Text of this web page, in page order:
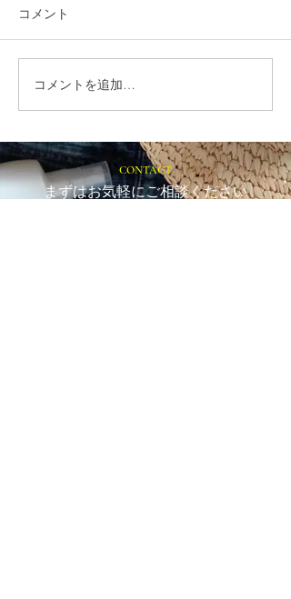
就労選択支援とは？B型利
用前に確認しておきたい
コメント
コメントを追加…
CONTACT
まずはお気軽にご相談ください